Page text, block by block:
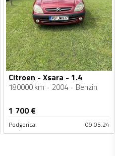
Citroen - Xsara - 1.4
180000 km 2004 Benzin
1 700€
Podgorica 09.05.24